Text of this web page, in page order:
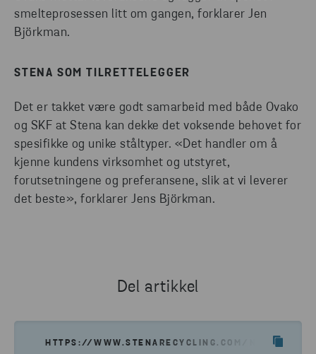
smelteprosessen litt om gangen, forklarer Jen
Björkman.
STENA SOM TILRETTELEGGER
Det er takket være godt samarbeid med både Ovako
og SKF at Stena kan dekke det voksende behovet for
spesifikke og unike ståltyper. «Det handler om å
kjenne kundens virksomhet og utstyret,
forutsetningene og preferansene, slik at vi leverer
det beste», forklarer Jens Björkman.
Del artikkel
HTTPS://WWW.STENARECYCLING.COM/NO/